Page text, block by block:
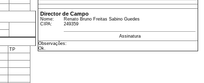
TP
Director de Campo
Nome:
Renato Bruno Freitas Sabino Guedes
CIPA:
249359
Assinatura
Observações:
Ok.